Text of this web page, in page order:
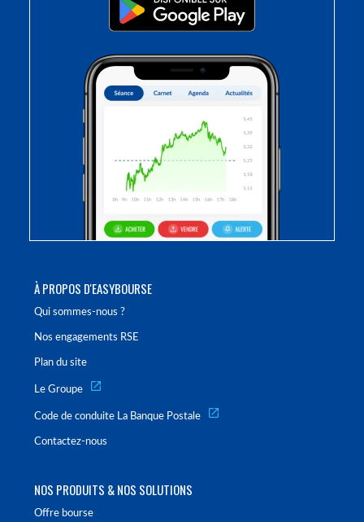
À PROPOS D'EASYBOURSE
Qui sommes-nous ?
Nos engagements RSE
Plan du site
Le Groupe
Code de conduite La Banque Postale
Contactez-nous
NOS PRODUITS & NOS SOLUTIONS
Offre bourse